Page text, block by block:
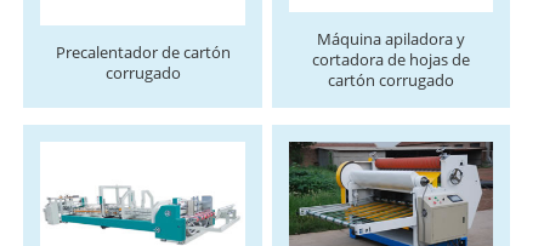
Precalentador de cartón
corrugado
Máquina apiladora y
cortadora de hojas de
cartón corrugado